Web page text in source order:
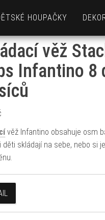
HOUPAČKY
věž
Infantino 8
věž Infantino obsahuje osm
děti skládají na sebe, nebo si